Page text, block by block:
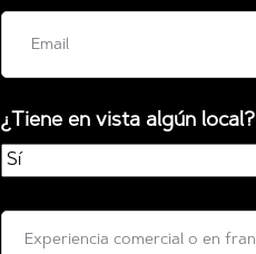
¿Tiene en vista algún local?